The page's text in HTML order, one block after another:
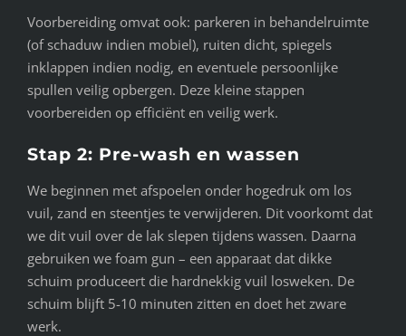
Voorbereiding omvat ook: parkeren in behandelruimte
(of schaduw indien mobiel), ruiten dicht, spiegels
inklappen indien nodig, en eventuele persoonlijke
spullen veilig opbergen. Deze kleine stappen
voorbereiden op efficiënt en veilig werk.
Stap 2: Pre-wash en wassen
We beginnen met afspoelen onder hogedruk om los
vuil, zand en steentjes te verwijderen. Dit voorkomt dat
we dit vuil over de lak slepen tijdens wassen. Daarna
gebruiken we foam gun – een apparaat dat dikke
schuim produceert die hardnekkig vuil losweken. De
schuim blijft 5-10 minuten zitten en doet het zware
werk.